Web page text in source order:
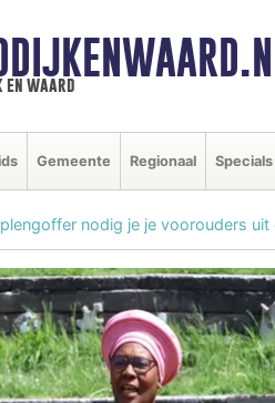
waard
Gemeente Regionaal Specials
nodig je je voorouders uit